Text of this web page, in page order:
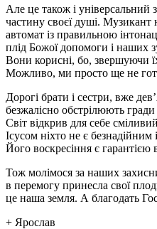
Але це також і
частину своєї душі.
автомат із правильною
плід Божої допомоги і наших
Вони корисні, бо, звершуючи
Можливо, ми просто ще не
Дорогі брати і сестри, вже
безжалісно обстрілюють
Світ відкрив для себе
Ісусом ніхто не є
Його воскресіння є гарантією
Тож молімося за наших
в перемогу принесла свої
це наша земля. А благодать
+ Ярослав